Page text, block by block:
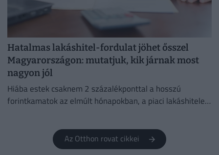
Hatalmas lakáshitel-fordulat jöhet ősszel
Magyarországon: mutatjuk, kik járnak most
nagyon jól
Hiába estek csaknem 2 százalékponttal a hosszú
forintkamatok az elmúlt hónapokban, a piaci lakáshitelek
Az Otthon rovat cikkei